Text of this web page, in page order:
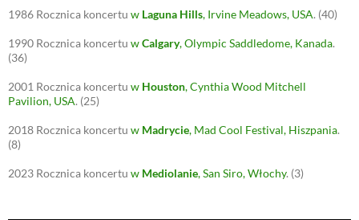
1986 Rocznica koncertu w Laguna Hills, Irvine Meadows, USA. (40)
1990 Rocznica koncertu wCalgary, Olympic Saddledome, Kanada.
(36)
2001 Rocznica koncertu w Houston, Cynthia Wood Mitchell
Pavilion, USA. (25)
2018 Rocznica koncertu w Madrycie, Mad Cool Festival, Hiszpania.
(8)
2023 Rocznica koncertu w Mediolanie, San Siro, Włochy. (3)